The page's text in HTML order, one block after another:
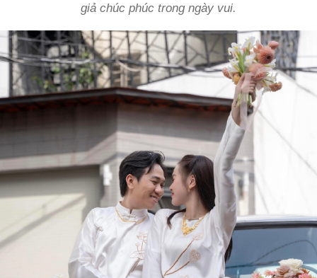
giả chúc phúc trong ngày vui.